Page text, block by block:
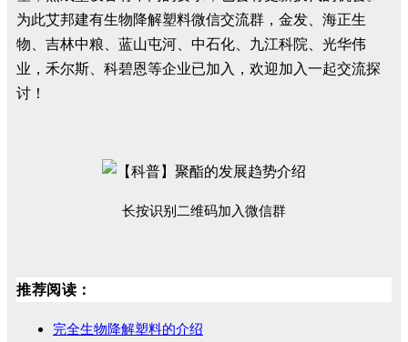
为此艾邦建有生物降解塑料微信交流群，金发、海正生
物、吉林中粮、蓝山屯河、中石化、九江科院、光华伟
业，禾尔斯、科碧恩等企业已加入，欢迎加入一起交流探
讨！
长按识别二维码加入微信群
推荐阅读：
完全生物降解塑料的介绍